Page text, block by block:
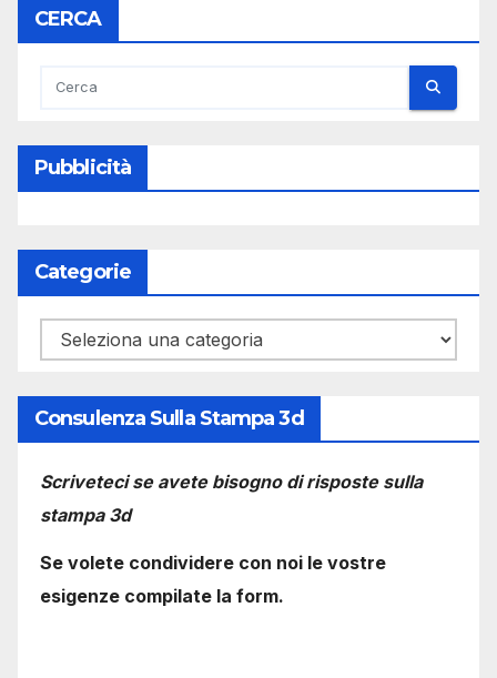
CERCA
Pubblicità
Categorie
Categorie
Consulenza Sulla Stampa 3d
Scriveteci se avete bisogno di risposte sulla
stampa 3d
Se volete condividere con noi le vostre
esigenze compilate la form.